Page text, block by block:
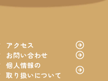
アクセス
お問い合わせ
個人情報の
取り扱いについて